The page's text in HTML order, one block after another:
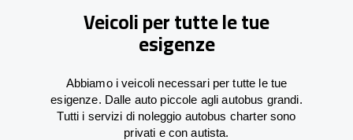
Veicoli per tutte le tue
esigenze
Abbiamo i veicoli necessari per tutte le tue
esigenze. Dalle auto piccole agli autobus grandi.
Tutti i servizi di noleggio autobus charter sono
privati e con autista.